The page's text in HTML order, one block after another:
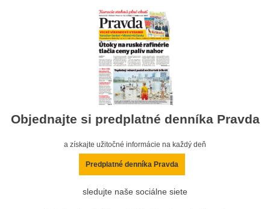
Objednajte si predplatné denníka Pravda
a získajte užitočné informácie na každý deň
Predplatné denníka Pravda
sledujte naše sociálne siete